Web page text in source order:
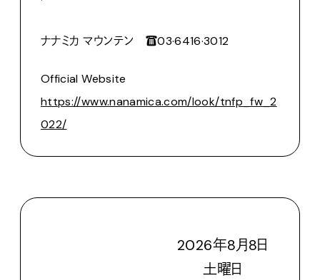
ナナミカ マウンテン ☎03·6416·3012
Official Website
https://www.nanamica.com/look/tnfp_fw_2
022/
2026年8月8日
土曜日